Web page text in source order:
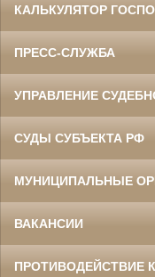
КАЛЬКУЛЯТОР
ПРЕСС-СЛУЖБА
УПРАВЛЕНИЕ
СУДЫ СУБЪЕКТА РФ
МУНИЦИПАЛЬНЫЕ
ВАКАНСИИ
ПРОТИВОДЕЙСТВИЕ